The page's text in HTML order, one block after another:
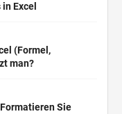
Excel
(Formel,
man?
Sie